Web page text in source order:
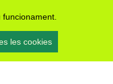
les cookies